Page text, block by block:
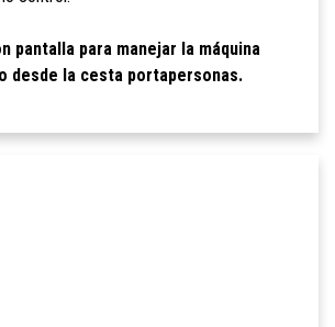
pantalla para manejar la máquina
desde la cesta portapersonas.